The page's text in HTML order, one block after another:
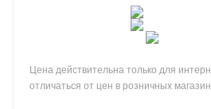
Цена действительна только для
отличаться от цен в розничных